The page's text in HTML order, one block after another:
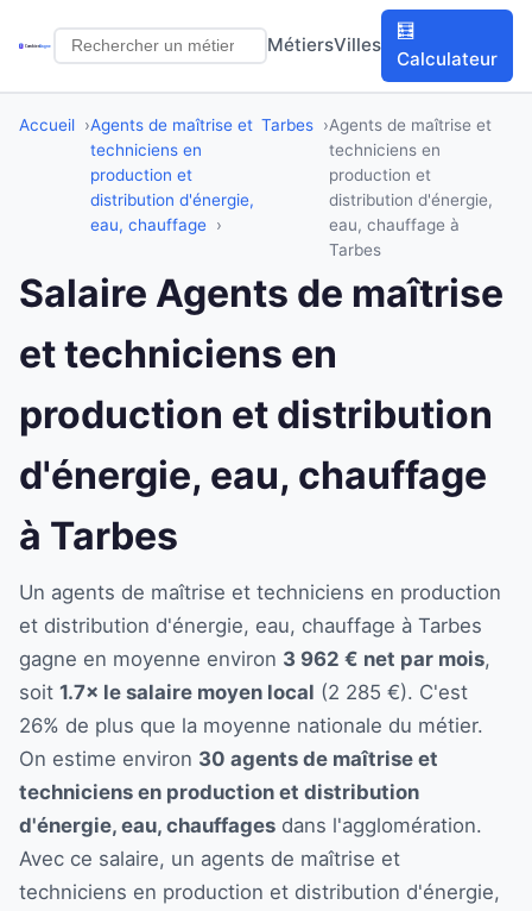
MétiersVilles
🧮
Calculateur
Accueil
Agents de maîtrise et
techniciens en
production et
distribution d'énergie,
eau, chauffage
Tarbes
Agents de maîtrise et
techniciens en
production et
distribution d'énergie,
eau, chauffage à
Tarbes
Salaire Agents de maîtrise
et techniciens en
production et distribution
d'énergie, eau, chauffage
à Tarbes
Un agents de maîtrise et techniciens en production
et distribution d'énergie, eau, chauffage à Tarbes
gagne en moyenne environ 3 962 € net par mois,
soit 1.7× le salaire moyen local (2 285 €). C'est
26% de plus que la moyenne nationale du métier.
On estime environ 30 agents de maîtrise et
techniciens en production et distribution
d'énergie, eau, chauffages dans l'agglomération.
Avec ce salaire, un agents de maîtrise et
techniciens en production et distribution d'énergie,